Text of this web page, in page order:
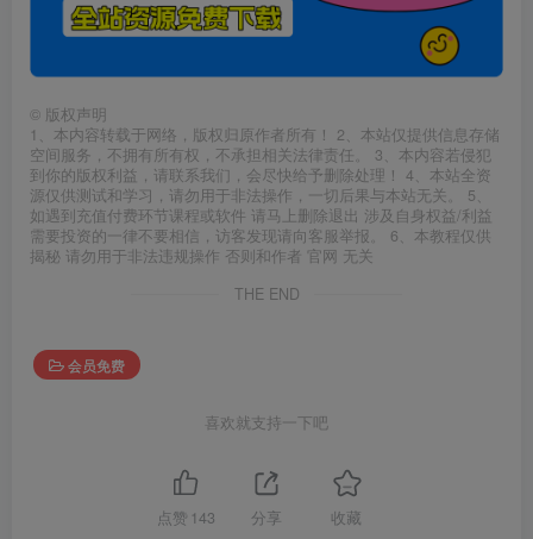
© 版权声明
1、本内容转载于网络，版权归原作者所有！ 2、本站仅提供信息存储
空间服务，不拥有所有权，不承担相关法律责任。 3、本内容若侵犯
到你的版权利益，请联系我们，会尽快给予删除处理！ 4、本站全资
源仅供测试和学习，请勿用于非法操作，一切后果与本站无关。 5、
如遇到充值付费环节课程或软件 请马上删除退出 涉及自身权益/利益
需要投资的一律不要相信，访客发现请向客服举报。 6、本教程仅供
揭秘 请勿用于非法违规操作 否则和作者 官网 无关
THE END
会员免费
喜欢就支持一下吧
点赞 143 分享 收藏